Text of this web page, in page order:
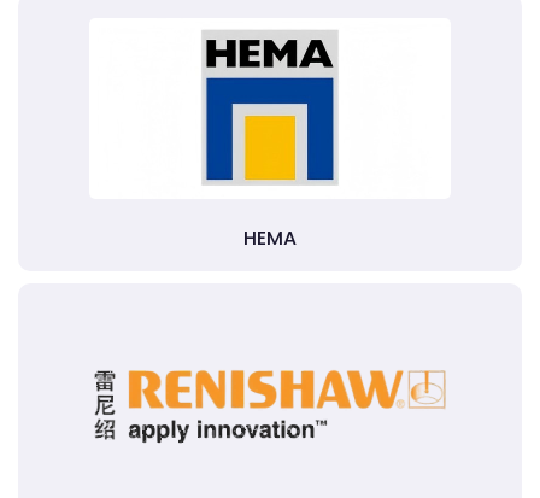
HEMA